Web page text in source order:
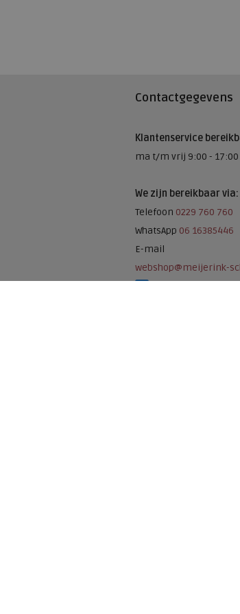
Contactgegevens
Klantenservice
ma t/m vrij 9:00 -
We zijn bereikbaar via:
Telefoon 0229 760 760
WhatsApp 06 16385446
E-mail
webshop@meijerink-